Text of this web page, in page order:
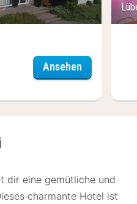
Ansehen
dir eine gemütliche und
charmante Hotel ist